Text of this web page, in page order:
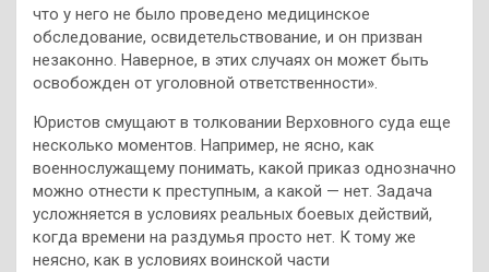
что у него не было проведено медицинское
обследование, освидетельствование, и он призван
незаконно. Наверное, в этих случаях он может быть
освобожден от уголовной ответственности».
Юристов смущают в толковании Верховного суда еще
несколько моментов. Например, не ясно, как
военнослужащему понимать, какой приказ однозначно
можно отнести к преступным, а какой — нет. Задача
усложняется в условиях реальных боевых действий,
когда времени на раздумья просто нет. К тому же
неясно, как в условиях воинской части